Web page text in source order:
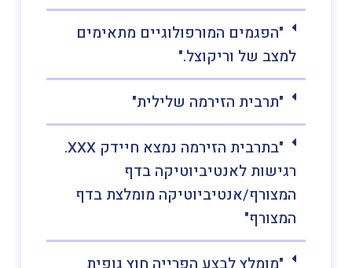
"הפגמים המורפולוגיים מתאימים
למצב של וריקוצל."
"תרבית הזירמה שלילית"
"בתרבית הזירמה נמצא חיידק XXX.
רגישות לאנטיביוטיקה בדף
המצורף/אנטיביוטיקה מומלצת בדף
המצורף"